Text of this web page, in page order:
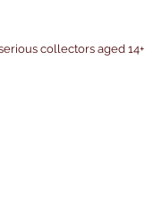
collectors aged 14+